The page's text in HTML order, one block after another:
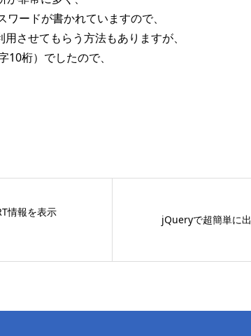
ードが書かれていますので、
させてもらう方法もありますが、
桁）でしたので、
情報を表示
jQueryで超簡単に